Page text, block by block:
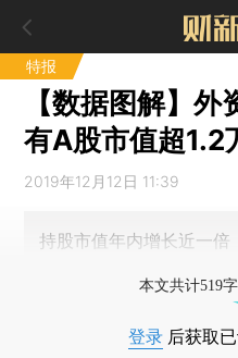
特报
【数据图解】
有A股市值超1.2
2019年12月12日 11:39
持股市值年内增长近一倍
本文共计519
登录 后获取